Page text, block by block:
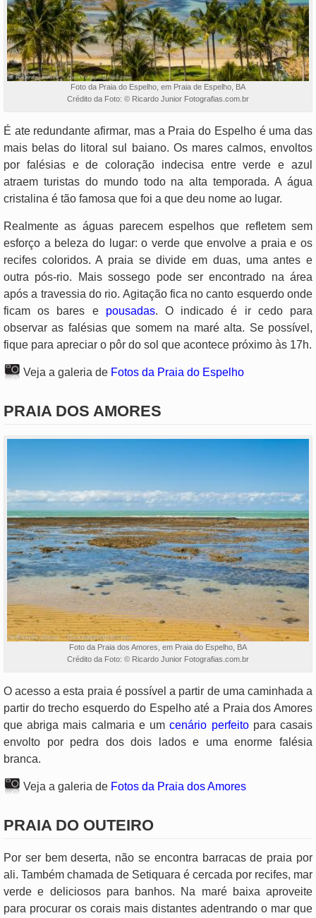
Foto da Praia do Espelho, em Praia de Espelho, BA
Crédito da Foto: © Ricardo Junior Fotografias.com.br
É ate redundante afirmar, mas a Praia do Espelho é uma das
mais belas do litoral sul baiano. Os mares calmos, envoltos
por falésias e de coloração indecisa entre verde e azul
atraem turistas do mundo todo na alta temporada. A água
cristalina é tão famosa que foi a que deu nome ao lugar.
Realmente as águas parecem espelhos que refletem sem
esforço a beleza do lugar: o verde que envolve a praia e os
recifes coloridos. A praia se divide em duas, uma antes e
outra pós-rio. Mais sossego pode ser encontrado na área
após a travessia do rio. Agitação fica no canto esquerdo onde
ficam os bares e pousadas. O indicado é ir cedo para
observar as falésias que somem na maré alta. Se possível,
fique para apreciar o pôr do sol que acontece próximo às 17h.
Veja a galeria de Fotos da Praia do Espelho
PRAIA DOS AMORES
Foto da Praia dos Amores, em Praia do Espelho, BA
Crédito da Foto: © Ricardo Junior Fotografias.com.br
O acesso a esta praia é possível a partir de uma caminhada a
partir do trecho esquerdo do Espelho até a Praia dos Amores
que abriga mais calmaria e umcenário perfeitopara casais
envolto por pedra dos dois lados e uma enorme falésia
branca.
Veja a galeria de Fotos da Praia dos Amores
PRAIA DO OUTEIRO
Por ser bem deserta, não se encontra barracas de praia por
ali. Também chamada de Setiquara é cercada por recifes, mar
verde e deliciosos para banhos. Na maré baixa aproveite
para procurar os corais mais distantes adentrando o mar que